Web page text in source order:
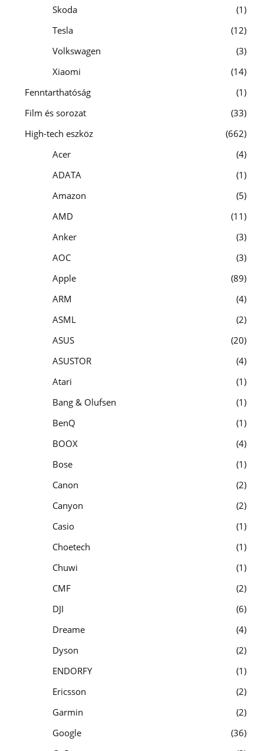
Skoda
1
Tesla
12
Volkswagen
3
Xiaomi
14
Fenntarthatóság
1
Film és sorozat
33
High-tech eszköz
662
Acer
4
ADATA
1
Amazon
5
AMD
11
Anker
3
AOC
3
Apple
89
ARM
4
ASML
2
ASUS
20
ASUSTOR
4
Atari
1
Bang & Olufsen
1
BenQ
1
BOOX
4
Bose
1
Canon
2
Canyon
2
Casio
1
Choetech
1
Chuwi
1
CMF
2
DJI
6
Dreame
4
Dyson
2
ENDORFY
1
Ericsson
2
Garmin
2
Google
36